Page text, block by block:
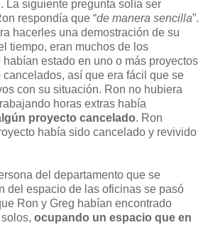
La siguiente pregunta solía ser
respondía que “de manera sencilla”.
hacerles una demostración de su
tiempo, eran muchos de los
estado en uno o más proyectos
así que era fácil que se
con su situación. Ron no hubiera
horas extras había
proyecto cancelado. Ron
había sido cancelado y revivido
del departamento que se
del espacio de las oficinas se pasó
Ron y Greg habían encontrado
ocupando un espacio que en